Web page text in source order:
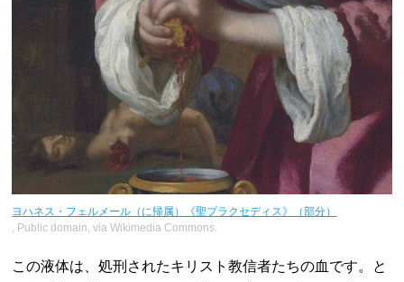
ヨハネス・フェルメール（に帰属）《聖プラクセディス》（部分）
, Public domain, via Wikimedia Commons.
この液体は、処刑されたキリスト教信者たちの血です。と